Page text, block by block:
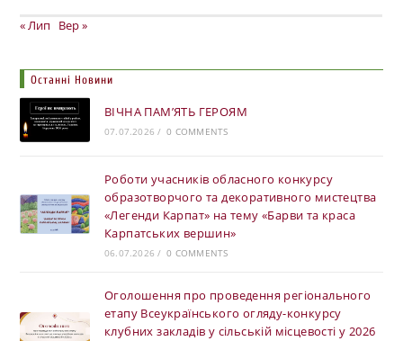
« Лип Вер »
Останні Новини
ВІЧНА ПАМ’ЯТЬ ГЕРОЯМ
07.07.2026 / 0 COMMENTS
Роботи учасників обласного конкурсу
образотворчого та декоративного мистецтва
«Легенди Карпат» на тему «Барви та краса
Карпатських вершин»
06.07.2026 / 0 COMMENTS
Оголошення про проведення регіонального
етапу Всеукраїнського огляду-конкурсу
клубних закладів у сільській місцевості у 2026